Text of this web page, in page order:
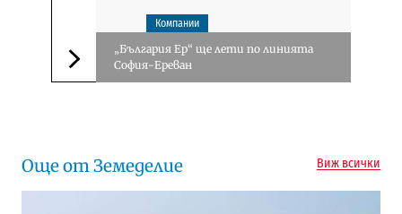
Следваща новина
Компании
„България Ер“ ще лети по линията
София-Ереван
Още от Земеделие Виж всички